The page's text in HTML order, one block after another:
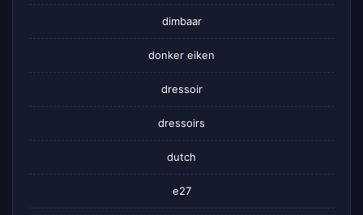
dimbaar
donker eiken
dressoir
dressoirs
dutch
e27